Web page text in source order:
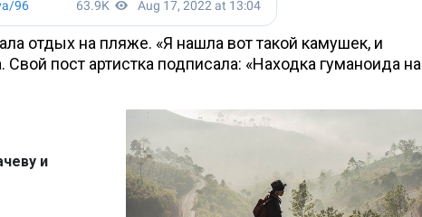
отдых на пляже. «Я нашла вот такой камушек, и
пост артистка подписала: «Находка гуманоида на
и